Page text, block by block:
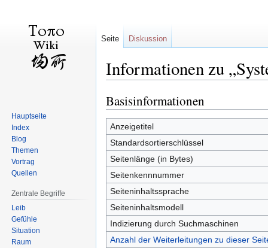
Informationen zu
Zur
Navigation
springen
Zur
Suche
springen
Basisinformationen
Anzeigetitel
Standardsortierschlüssel
Seitenlänge (in Bytes)
Seitenkennnummer
Seiteninhaltssprache
Seiteninhaltsmodell
Indizierung durch Suchmaschinen
Anzahl der Weiterleitungen zu dieser
Seite Diskussion
Hauptseite
Index
Blog
Themen
Vortrag
Quellen
Zentrale Begriffe
Leib
Gefühle
Situation
Raum